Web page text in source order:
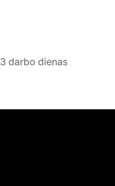
darbo dienas